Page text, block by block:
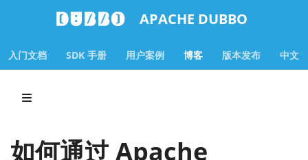
APACHE DUBBO
入门文档 SDK 手册 用户案例 博客 版本发布 中文
如何通过 Apache